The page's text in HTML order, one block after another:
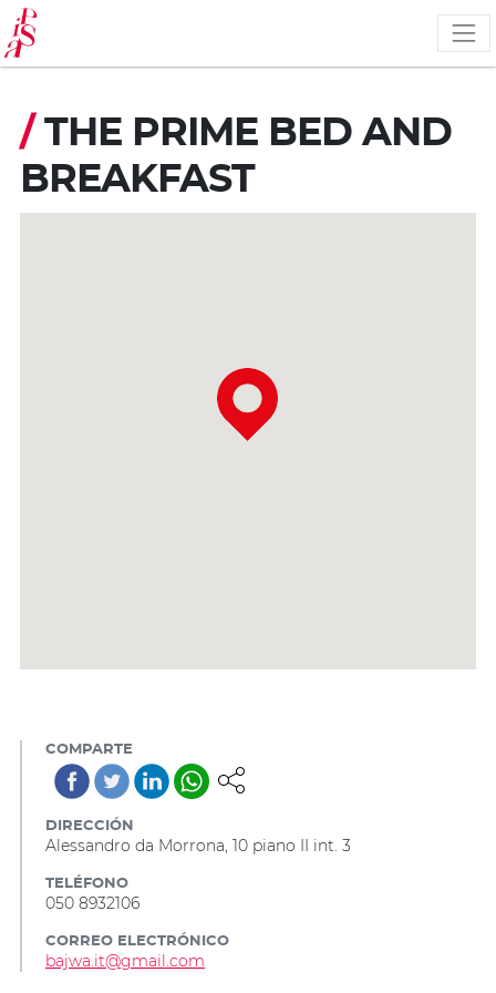
Pasar
al
contenido
principal
/ THE PRIME BED AND
BREAKFAST
COMPARTE
DIRECCIÓN
Alessandro da Morrona, 10 piano II int. 3
TELÉFONO
050 8932106
CORREO ELECTRÓNICO
bajwa.it@gmail.com